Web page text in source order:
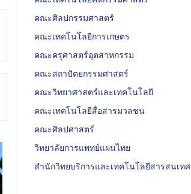
คณะศิลปกรรมศาสตร์
คณะเทคโนโลยีการเกษตร
คณะครุศาสตร์อุตสาหกรรม
คณะสถาปัตยกรรมศาสตร์
คณะวิทยาศาสตร์และเทคโนโลยี
คณะเทคโนโลยีสื่อสารมวลชน
คณะศิลปศาสตร์
วิทยาลัยการแพทย์แผนไทย
สำนักวิทยบริการและเทคโนโลยีสารสนเทศ